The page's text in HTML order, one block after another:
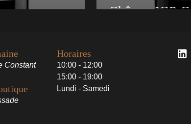
unique du
Description
Syrah
: Argilo-Calcaire
la fermentation
pour une
cuve. Elevage en
Chêne - IGP
avec passion à partir
Description de l'IGP
Constant
Horaires
10:00 - 12:00
15:00 - 19:00
Lundi - Samedi